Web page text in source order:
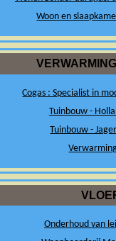
Woon en
Cogas : Specialist in
Tuinbouw -
Tuinbouw -
Onderhoud van